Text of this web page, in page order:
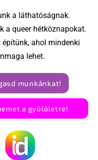
a láthatóságnak.
a queer hétköznapokat.
építünk, ahol mindenki
lehet.
munkánkat!
a gyűlöletre!